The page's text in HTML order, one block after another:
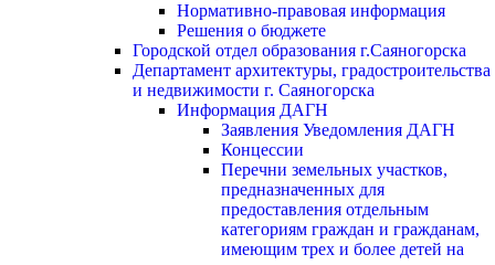
Нормативно-правовая информация
Решения о бюджете
Городской отдел образования г.Саяногорска
Департамент архитектуры, градостроительства
и недвижимости г. Саяногорска
Информация ДАГН
Заявления Уведомления ДАГН
Концессии
Перечни земельных участков,
предназначенных для
предоставления отдельным
категориям граждан и гражданам,
имеющим трех и более детей на